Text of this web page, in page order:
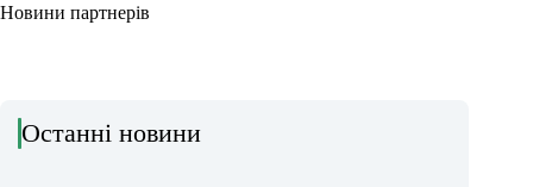
Новини партнерів
Останні новини